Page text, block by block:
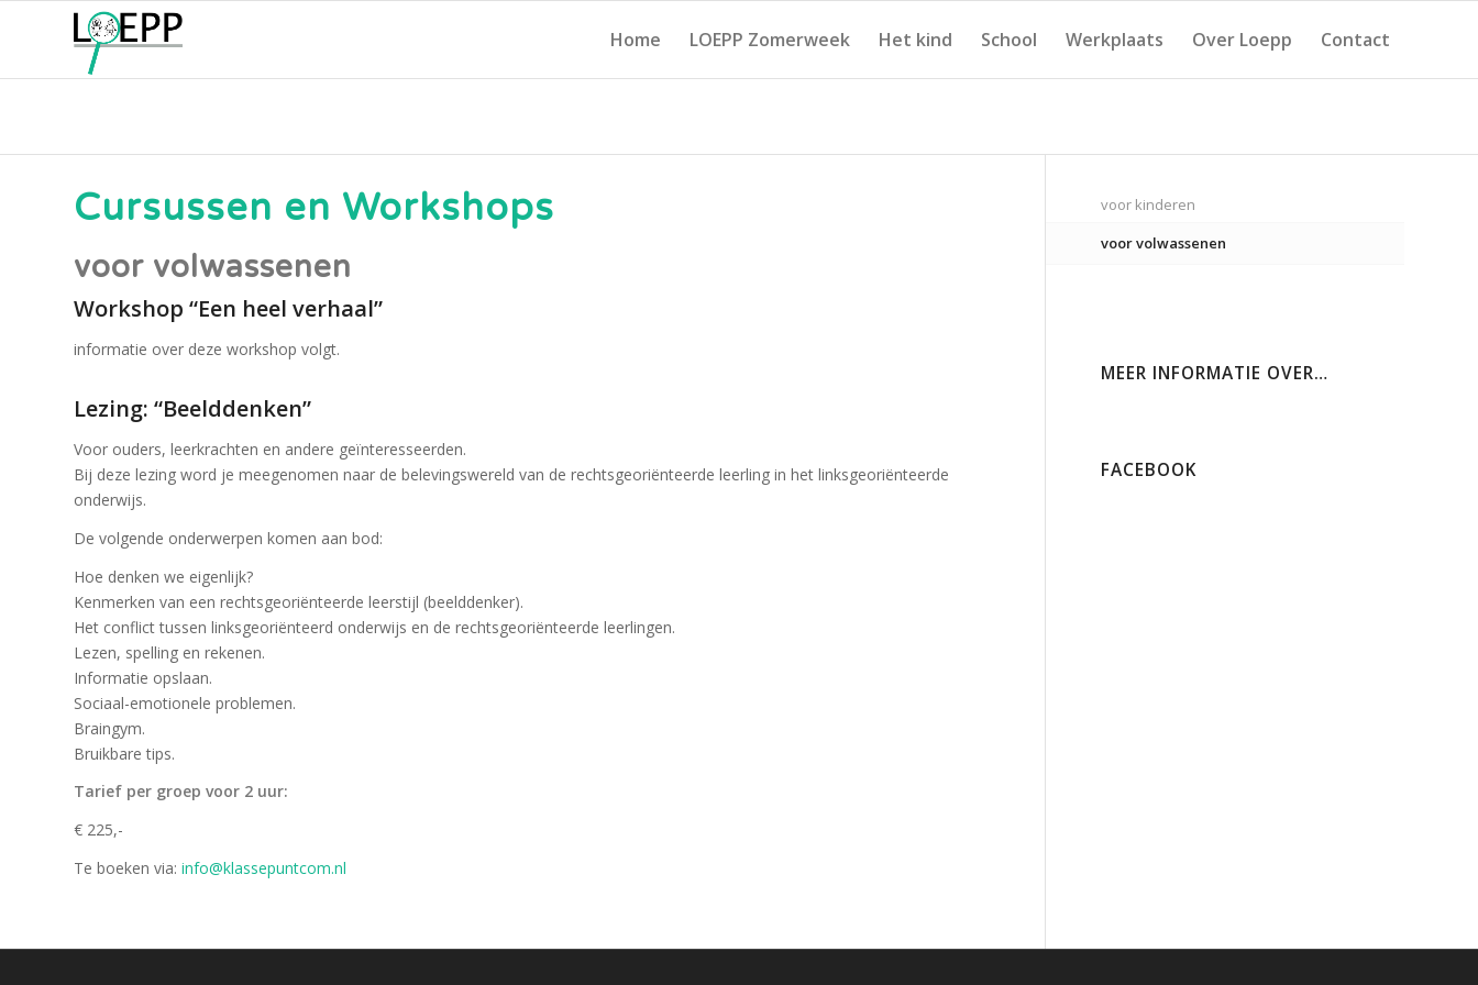
Home LOEPP Zomerweek Het kind School Werkplaats Over Loepp Contact
Cursussen en Workshops
voor volwassenen
Workshop “Een heel verhaal”
informatie over deze workshop volgt.
Lezing: “Beelddenken”
Voor ouders, leerkrachten en andere geïnteresseerden.
Bij deze lezing word je meegenomen naar de belevingswereld van de rechtsgeoriënteerde leerling in het linksgeoriënteerde
onderwijs.
De volgende onderwerpen komen aan bod:
Hoe denken we eigenlijk?
Kenmerken van een rechtsgeoriënteerde leerstijl (beelddenker).
Het conflict tussen linksgeoriënteerd onderwijs en de rechtsgeoriënteerde leerlingen.
Lezen, spelling en rekenen.
Informatie opslaan.
Sociaal-emotionele problemen.
Braingym.
Bruikbare tips.
Tarief per groep voor 2 uur:
€ 225,-
Te boeken via: info@klassepuntcom.nl
voor kinderen
voor volwassenen
MEER INFORMATIE OVER…
FACEBOOK